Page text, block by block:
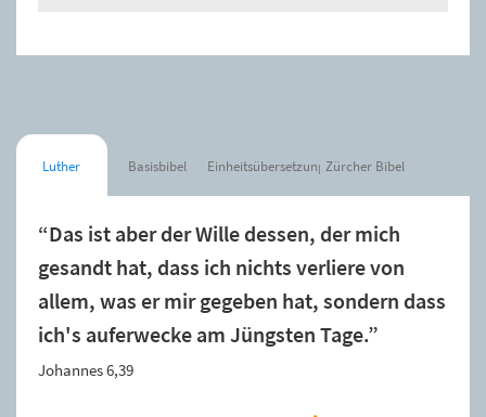
Luther Basisbibel Einheitsübersetzung Zürcher Bibel
“Das ist aber der Wille dessen, der mich
gesandt hat, dass ich nichts verliere von
allem, was er mir gegeben hat, sondern dass
ich's auferwecke am Jüngsten Tage.”
Johannes 6,39